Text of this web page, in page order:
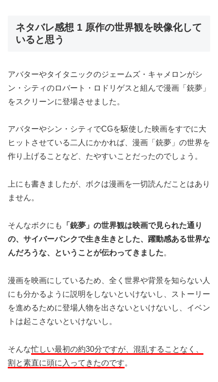
ネタバレ感想 1 原作の世界観を映像化して
いると思う
アバターやタイタニックのジェームズ・キャメロンがシ
ン・シティのロバート・ロドリゲスと組んで漫画「銃夢」
をスクリーンに登場させました。
アバターやシン・シティでCGを駆使した映画をすでに大
ヒットさせている二人にかかれば、漫画「銃夢」の世界を
作り上げることなど、たやすいことだったのでしょう。
上にも書きましたが、ボクは漫画を一切読んだことはあり
ません。
そんなボクにも
「銃夢」の世界観は映画で見られた通り
の、サイバーパンクで生き生きとした、躍動感ある世界な
んだろうな、ということが伝わってきました。
漫画を映画にしているため、全く世界や背景を知らない人
にも分かるように説明をしないといけないし、ストーリー
を進めるために登場人物を出さないといけないし、イベン
トは起こさないといけないし。
そんな忙しい最初の約30分ですが、混乱することなく、
割と素直に頭に入ってきたのです。